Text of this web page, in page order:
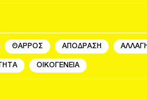
ΘΑΡΡΟΣ ΑΠΟΔΡΑΣΗ ΑΛΛΑΓΗ
ΟΙΚΟΓΕΝΕΙΑ